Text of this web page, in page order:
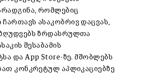
რომლებიც
ასაკობრივ დაცვას,
ზრდასრულთა
შესაბამის
და App Store-ზე. მშობლებს
კონკრეტულ აპლიკაციებზე